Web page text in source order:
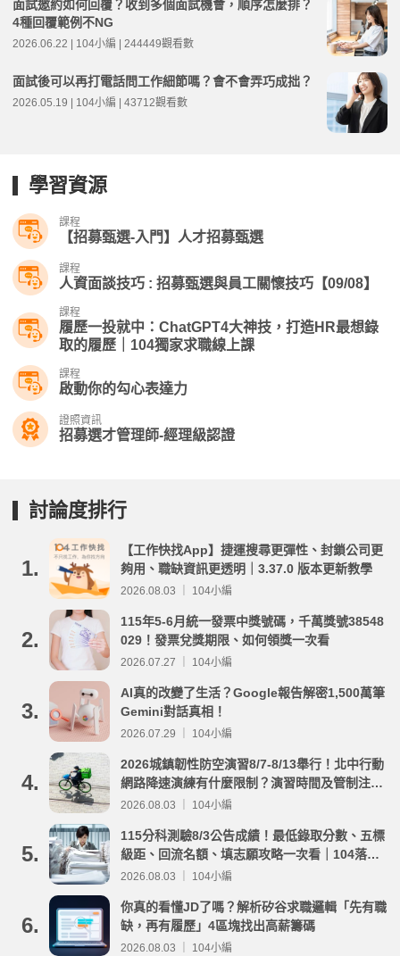
面試邀約如何回覆？收到多個面試機會，順序怎麼排？
4種回覆範例不NG
2026.06.22 | 104小編 | 244449觀看數
面試後可以再打電話問工作細節嗎？會不會弄巧成拙？
2026.05.19 | 104小編 | 43712觀看數
學習資源
課程
【招募甄選-入門】人才招募甄選
課程
人資面談技巧 : 招募甄選與員工關懷技巧【09/08】
課程
履歷一投就中：ChatGPT4大神技，打造HR最想錄
取的履歷｜104獨家求職線上課
課程
啟動你的勾心表達力
證照資訊
招募選才管理師-經理級認證
討論度排行
1.
【工作快找App】捷運搜尋更彈性、封鎖公司更
夠用、職缺資訊更透明｜3.37.0 版本更新教學
2026.08.03 ｜ 104小編
2.
115年5-6月統一發票中獎號碼，千萬獎號38548
029！發票兌獎期限、如何領獎一次看
2026.07.27 ｜ 104小編
3.
AI真的改變了生活？Google報告解密1,500萬筆
Gemini對話真相！
2026.07.29 ｜ 104小編
4.
2026城鎮韌性防空演習8/7-8/13舉行！北中行動
網路降速演練有什麼限制？演習時間及管制注意
事項整理
2026.08.03 ｜ 104小編
5.
115分科測驗8/3公告成績！最低錄取分數、五標
級距、回流名額、填志願攻略一次看｜104落點
分析
2026.08.03 ｜ 104小編
6.
你真的看懂JD了嗎？解析矽谷求職邏輯「先有職
缺，再有履歷」4區塊找出高薪籌碼
2026.08.03 ｜ 104小編